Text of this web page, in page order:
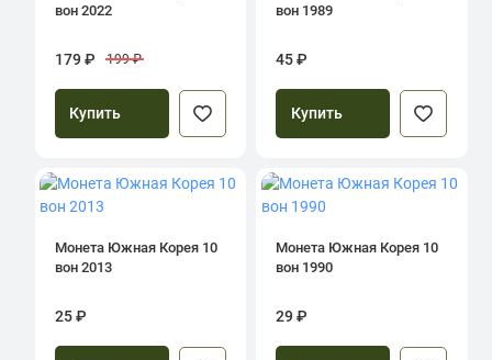
вон 2022
179 ₽ 199 ₽
Купить
вон 1989
45 ₽
Купить
Монета Южная Корея 10
вон 2013
25 ₽
Монета Южная Корея 10
вон 1990
29 ₽